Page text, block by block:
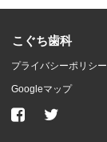
こぐち歯科
プライバシーポリシー
Googleマップ